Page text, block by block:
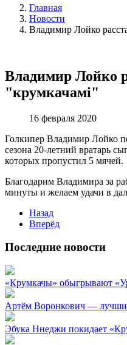
Главная
Новости
Владимир Лойко
Владимир Лойко
"крумкачамi"
16 февраля 2020
Голкипер Владимир Лойко
сезона 20-летний вратарь
которых пропустил 5 мячей.
Благодарим Владимира за
минуты и желаем удачи в
Назад
Вперёд
Последние новости
«Крумкачы» обыгрывают
Артём Воронкович —
Эбука Ннеджи покидает